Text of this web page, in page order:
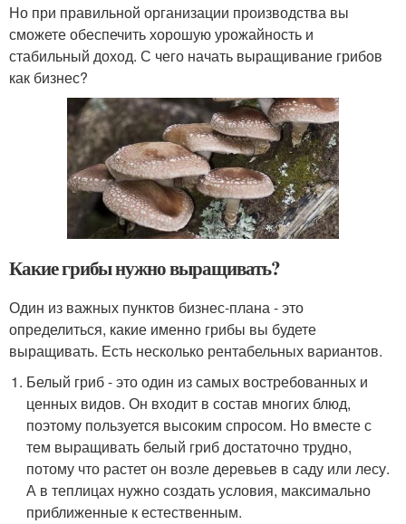
Но при правильной организации производства вы
сможете обеспечить хорошую урожайность и
стабильный доход. С чего начать выращивание грибов
как бизнес?
Какие грибы нужно выращивать?
Один из важных пунктов бизнес-плана - это
определиться, какие именно грибы вы будете
выращивать. Есть несколько рентабельных вариантов.
Белый гриб - это один из самых востребованных и
ценных видов. Он входит в состав многих блюд,
поэтому пользуется высоким спросом. Но вместе с
тем выращивать белый гриб достаточно трудно,
потому что растет он возле деревьев в саду или лесу.
А в теплицах нужно создать условия, максимально
приближенные к естественным.